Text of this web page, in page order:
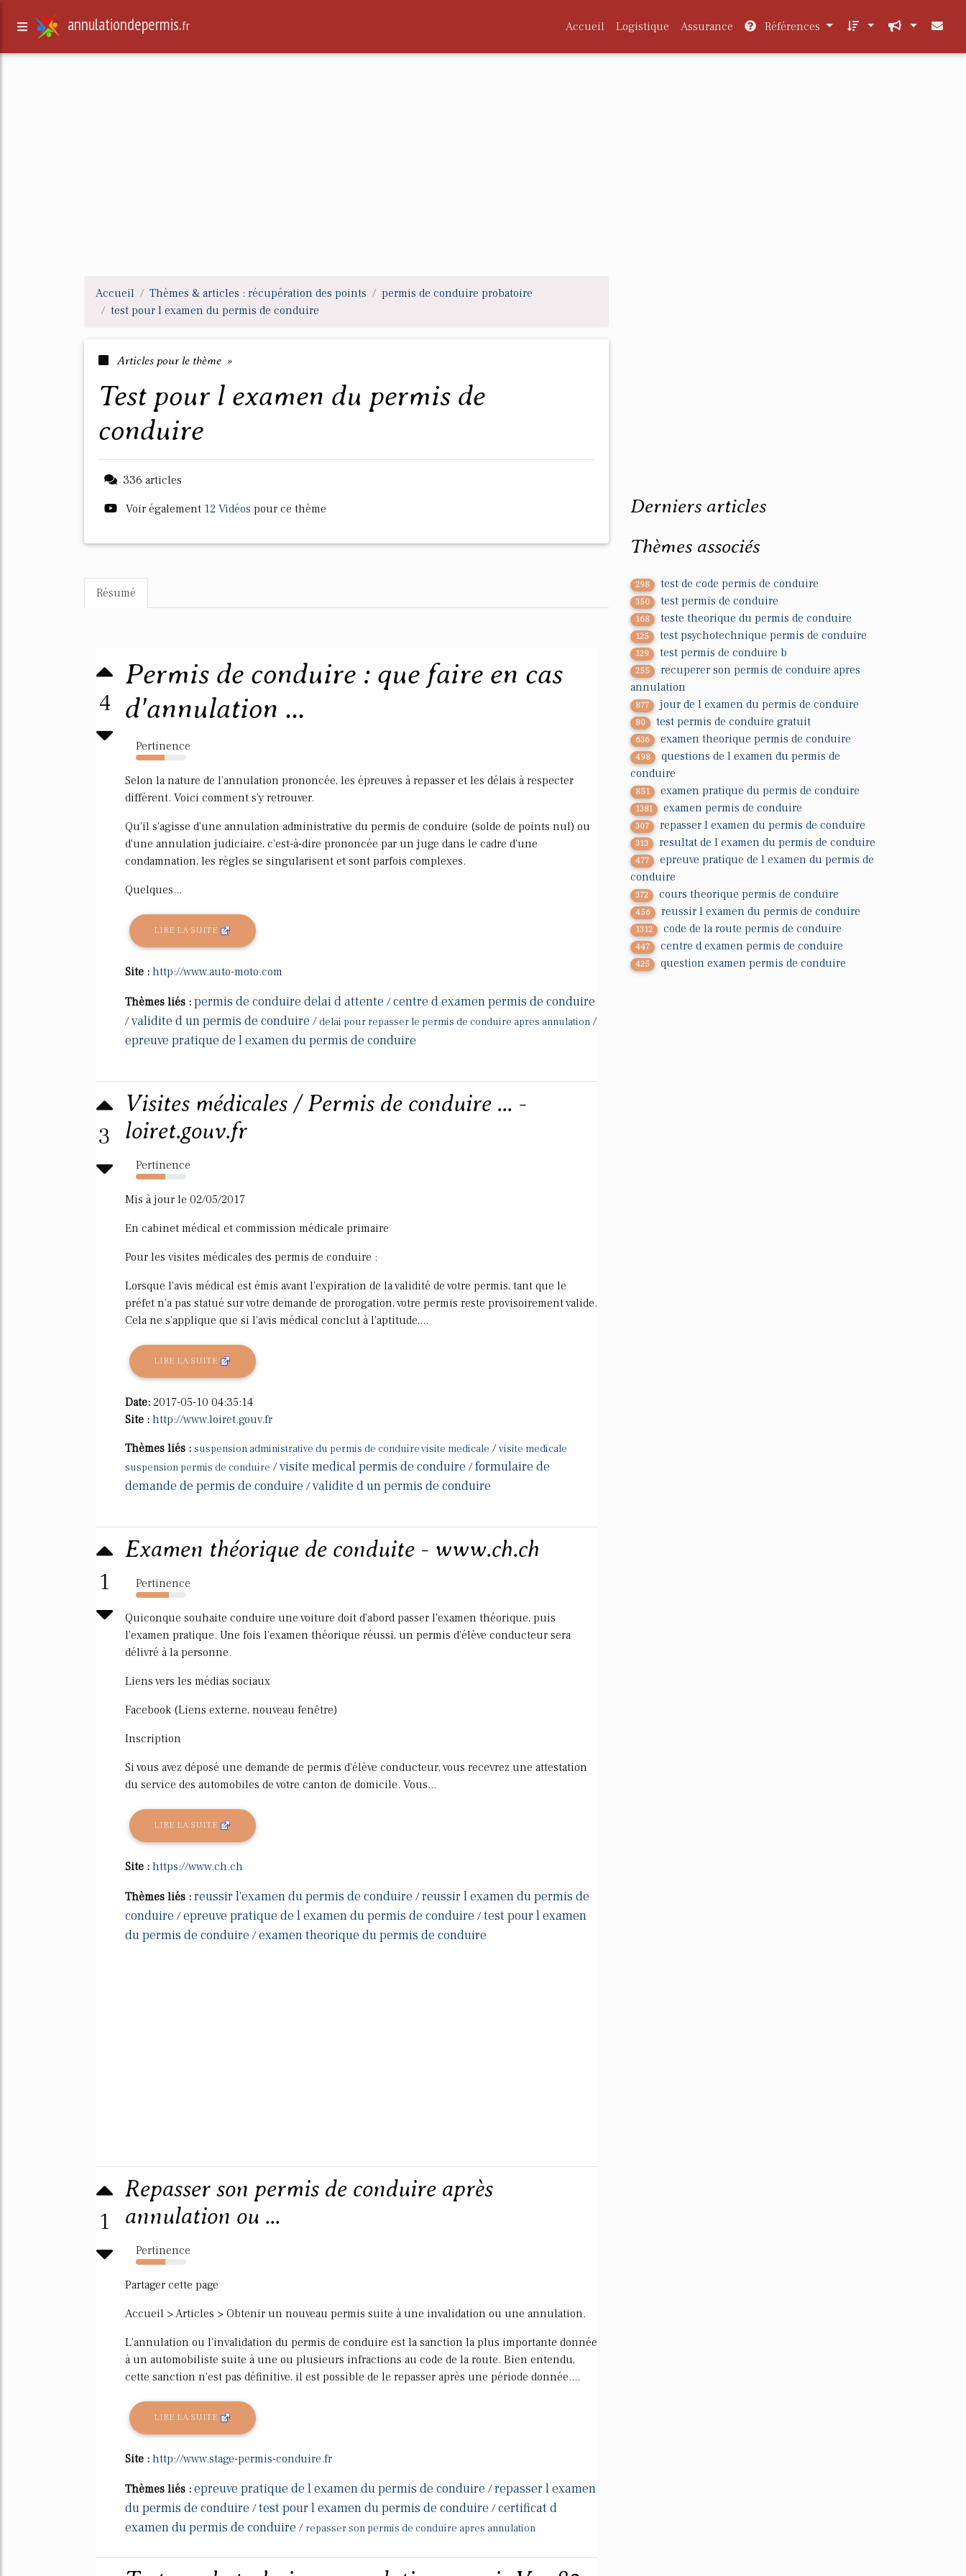
annulationdepermis.fr Accueil Logistique Assurance Références
Accueil Thèmes & articles : récupération des points
permis de conduire probatoire
test pour l examen du permis de conduire
Articles pour le thème »
test pour l examen du permis de
conduire
336 articles
Voir également 12 Vidéos pour ce thème
Résumé
4
Permis de conduire : que faire en cas
d'annulation ...
Pertinence
57%
Selon la nature de l'annulation prononcée, les épreuves à repasser et les délais à respecter
diffèrent. Voici comment s'y retrouver.
Qu'il s'agisse d'une annulation administrative du permis de conduire (solde de points nul) ou
d'une annulation judiciaire, c'est-à-dire prononcée par un juge dans le cadre d'une
condamnation, les règles se singularisent et sont parfois complexes.
Quelques...
LIRE LA SUITE
Site : http://www.auto-moto.com
Thèmes liés : permis de conduire delai d attente /centre d examen permis de conduire
/validite d un permis de conduire / delai pour repasser le permis de conduire apres annulation /
epreuve pratique de l examen du permis de conduire
3
Visites médicales / Permis de conduire ... -
loiret.gouv.fr
Pertinence
58%
Mis à jour le 02/05/2017
En cabinet médical et commission médicale primaire
Pour les visites médicales des permis de conduire :
Lorsque l'avis médical est émis avant l'expiration de la validité de votre permis, tant que le
préfet n'a pas statué sur votre demande de prorogation, votre permis reste provisoirement valide.
Cela ne s'applique que si l'avis médical conclut à l'aptitude,...
LIRE LA SUITE
Date: 2017-05-10 04:35:14
Site : http://www.loiret.gouv.fr
Thèmes liés : suspension administrative du permis de conduire visite medicale /visite medicale
suspension permis de conduire /visite medical permis de conduire /formulaire de
demande de permis de conduire /validite d un permis de conduire
1
Examen théorique de conduite - www.ch.ch
Pertinence
66%
Quiconque souhaite conduire une voiture doit d'abord passer l'examen théorique, puis
l'examen pratique. Une fois l'examen théorique réussi, un permis d'élève conducteur sera
délivré à la personne.
Liens vers les médias sociaux
Facebook (Liens externe, nouveau fenêtre)
Inscription
Si vous avez déposé une demande de permis d'élève conducteur, vous recevrez une attestation
du service des automobiles de votre canton de domicile. Vous...
LIRE LA SUITE
Site : https://www.ch.ch
Thèmes liés : reussir l'examen du permis de conduire /reussir l examen du permis de
conduire /epreuve pratique de l examen du permis de conduire /test pour l examen
du permis de conduire /examen theorique du permis de conduire
1
Repasser son permis de conduire après
annulation ou ...
Pertinence
59%
Partager cette page
Accueil > Articles > Obtenir un nouveau permis suite à une invalidation ou une annulation.
L'annulation ou l'invalidation du permis de conduire est la sanction la plus importante donnée
à un automobiliste suite à une ou plusieurs infractions au code de la route. Bien entendu,
cette sanction n'est pas définitive, il est possible de le repasser après une période donnée....
LIRE LA SUITE
Site : http://www.stage-permis-conduire.fr
Thèmes liés : epreuve pratique de l examen du permis de conduire /repasser l examen
du permis de conduire /test pour l examen du permis de conduire /certificat d
examen du permis de conduire / repasser son permis de conduire apres annulation
Derniers articles
Thèmes associés
298 test de code permis de conduire
350 test permis de conduire
168 teste theorique du permis de conduire
125 test psychotechnique permis de conduire
129 test permis de conduire b
255
recuperer son permis de conduire apres
annulation
877 jour de l examen du permis de conduire
80 test permis de conduire gratuit
636 examen theorique permis de conduire
498
questions de l examen du permis de
conduire
851 examen pratique du permis de conduire
1381 examen permis de conduire
307 repasser l examen du permis de conduire
313 resultat de l examen du permis de conduire
477
epreuve pratique de l examen du permis de
conduire
372 cours theorique permis de conduire
456 reussir l examen du permis de conduire
1312 code de la route permis de conduire
447 centre d examen permis de conduire
425 question examen permis de conduire